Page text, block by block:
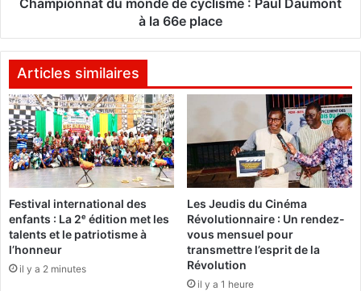
a
S
a
v
e
T
h
e
C
h
i
l
d
u
o
n
d
e
d
e
c
y
c
l
i
s
Championnat du monde de cyclisme : Paul Daumont
à la 66e place
Articles similaires
Festival international des
enfants : La 2ᵉ édition met les
talents et le patriotisme à
l’honneur
il y a 2 minutes
Les Jeudis du Cinéma
Révolutionnaire : Un rendez-
vous mensuel pour
transmettre l’esprit de la
Révolution
il y a 1 heure